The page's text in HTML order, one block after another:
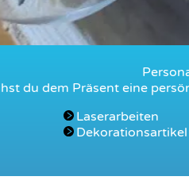
du dem Präsent eine
Laserarbeiten
Dekorationsartikel